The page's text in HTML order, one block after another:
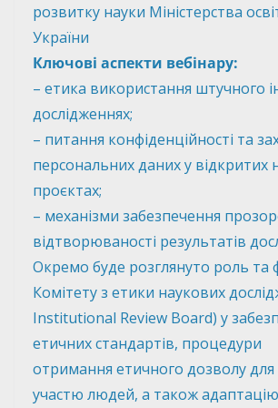
розвитку науки Міністерства
України
Ключові аспекти вебінару:
– етика використання штучного
дослідженнях;
– питання конфіденційності та
персональних даних у відкритих
проєктах;
– механізми забезпечення
відтворюваності результатів
Окремо буде розглянуто роль та
Комітету з етики наукових
Institutional Review Board) у
етичних стандартів, процедури
отримання етичного дозволу для
участю людей, а також